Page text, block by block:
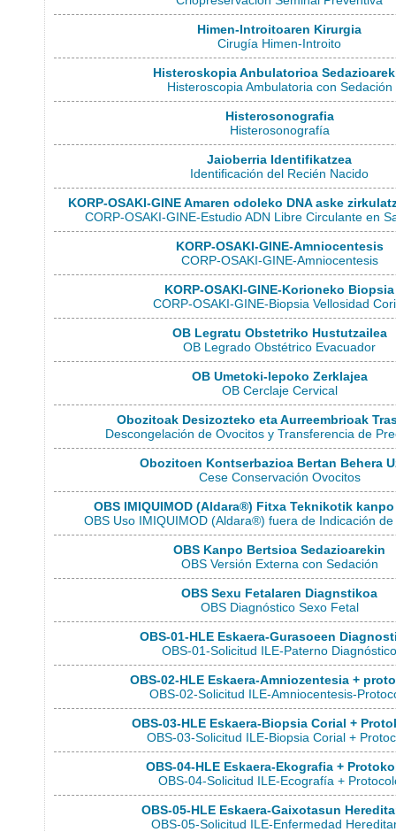
Himen-Introitoaren Kirurgia
Cirugía Himen-Introito
Histeroskopia Anbulatorioa
Histeroscopia Ambulatoria con Sedación
Histerosonografia
Histerosonografía
Jaioberria Identifikatzea
Identificación del Recién Nacido
KORP-OSAKI-GINE Amaren odoleko DNA aske
CORP-OSAKI-GINE-Estudio ADN Libre Circulante en
KORP-OSAKI-GINE-Amniocentesis
CORP-OSAKI-GINE-Amniocentesis
KORP-OSAKI-GINE-Korioneko Biopsia
CORP-OSAKI-GINE-Biopsia Vellosidad
OB Legratu Obstetriko Hustutzailea
OB Legrado Obstétrico Evacuador
OB Umetoki-lepoko Zerklajea
OB Cerclaje Cervical
Obozitoak Desizozteko eta Aurreembrioak
Descongelación de Ovocitos y Transferencia de
Obozitoen Kontserbazioa Bertan Behera
Cese Conservación Ovocitos
OBS IMIQUIMOD (Aldara®) Fitxa Teknikotik
OBS Uso IMIQUIMOD (Aldara®) fuera de Indicación
OBS Kanpo Bertsioa Sedazioarekin
OBS Versión Externa con Sedación
OBS Sexu Fetalaren Diagnstikoa
OBS Diagnóstico Sexo Fetal
OBS-01-HLE Eskaera-Gurasoeen
OBS-01-Solicitud ILE-Paterno Diagnóstico
OBS-02-HLE Eskaera-Amniozentesia +
OBS-02-Solicitud ILE-Amniocentesis-
OBS-03-HLE Eskaera-Biopsia Corial +
OBS-03-Solicitud ILE-Biopsia Corial +
OBS-04-HLE Eskaera-Ekografia +
OBS-04-Solicitud ILE-Ecografía +
OBS-05-HLE Eskaera-Gaixotasun
OBS-05-Solicitud ILE-Enfermedad